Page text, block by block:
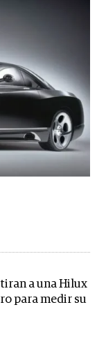
a una Hilux
para medir su